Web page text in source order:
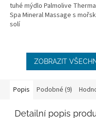
tuhé mýdlo Palmolive
Spa Mineral Massage s
solí
ZOBRAZIT
Popis Podobné (9)
Detailní popis